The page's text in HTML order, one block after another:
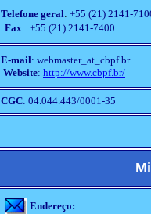
Telefone geral: +55 (21) 2141-
Fax : +55 (21) 2141-7400
E-mail: webmaster_at_cbpf.br
Website: http://www.cbpf.br/
CGC: 04.044.443/0001-35
Endereço: